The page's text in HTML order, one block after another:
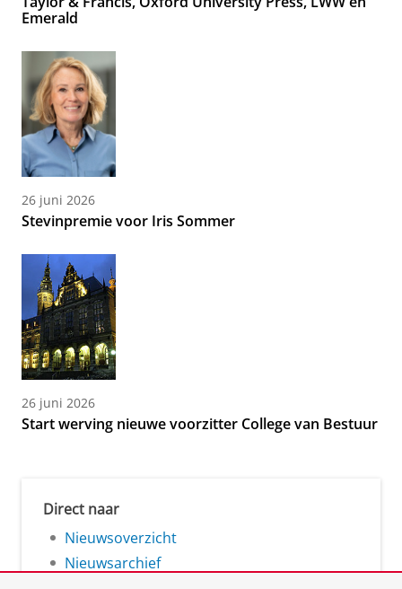
Emerald
26 juni 2026
Stevinpremie voor Iris Sommer
26 juni 2026
Start werving nieuwe voorzitter College van Bestuur
Direct naar
Nieuwsoverzicht
Nieuwsarchief